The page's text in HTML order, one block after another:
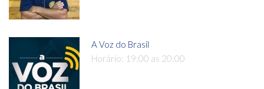
A Voz do Brasil
Horário: 19:00 as 20:00